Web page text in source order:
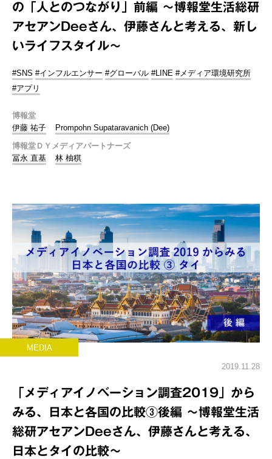
の「人とのつながり」前編 ～博報堂生活総研
アセアンDeeさん、伊藤さんと考える、新し
いライフスタイル～
#SNS #インフルエンサー #グローバル #LINE #メディア環境研究所
#アプリ
博報堂
伊藤 祐子
Prompohn Supataravanich (Dee)
博報堂ＤＹメディアパートナーズ
冨永 直基
林 柚稘
MEDIA
2019.11.28
「メディアイノベーション調査2019」から
みる、日本と各国の比較③後編 ～博報堂生活
総研アセアンDeeさん、伊藤さんと考える、
日本とタイの比較～